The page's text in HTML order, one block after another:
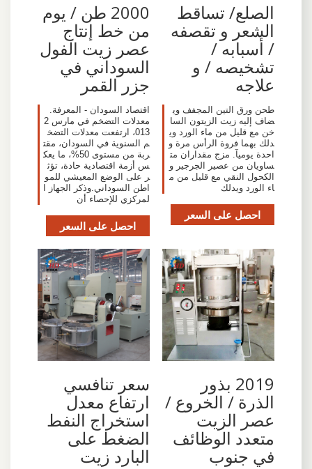
الصلع/ تساقط
الشعر و تقصفه
/ أسبابه /
تشخيصه / و
علاجه
طحن ورق التين المجفف وي
ضاف إليه زيت الزيتون السا
خن مع قليل من ماء الورد وي
دلك بهما فروة الرأس مرة و
احدة يوميآ. مزج مقداران مت
ساويان من عصير الجرجير و
الكحول النقي مع قليل من م
اء الورد ويدلك
احصل على السعر
2000 طن / يوم
من خط إنتاج
عصر زيت الفول
السوداني في
جزر القمر
اقتصاد السودان - المعرفة.
معدلات التضخم في مارس 2
013، ارتفعت معدلات التضخ
م السنوية في السودان، مقت
ربة من مستوى 50%، ما يعك
س أزمة اقتصادية حادة، تؤث
ر على الوضع المعيشي للمو
اطن السوداني.وذكر الجهاز ا
لمركزي للإحصاء أن
احصل على السعر
2019 بذور
الذرة / الخروع /
عصر الزيت
متعدد الوظائف
في جنوب
سعر تنافسي
ارتفاع معدل
استخراج النفط
الضغط على
البارد زيت